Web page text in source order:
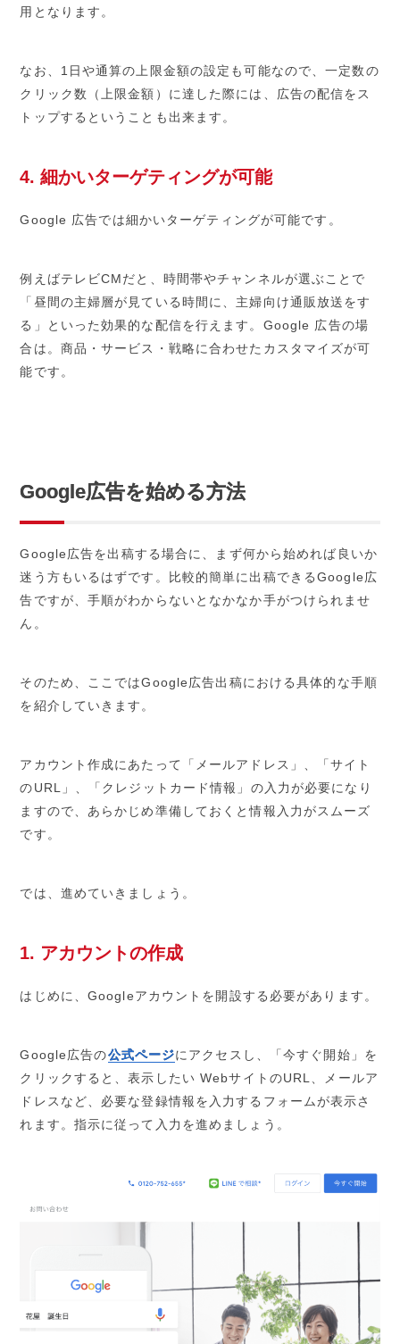
用となります。
なお、1日や通算の上限金額の設定も可能なので、一定数の
クリック数（上限金額）に達した際には、広告の配信をス
トップするということも出来ます。
4. 細かいターゲティングが可能
Google 広告では細かいターゲティングが可能です。
例えばテレビCMだと、時間帯やチャンネルが選ぶことで
「昼間の主婦層が見ている時間に、主婦向け通販放送をす
る」といった効果的な配信を行えます。Google 広告の場
合は。商品・サービス・戦略に合わせたカスタマイズが可
能です。
Google広告を始める方法
Google広告を出稿する場合に、まず何から始めれば良いか
迷う方もいるはずです。比較的簡単に出稿できるGoogle広
告ですが、手順がわからないとなかなか手がつけられませ
ん。
そのため、ここではGoogle広告出稿における具体的な手順
を紹介していきます。
アカウント作成にあたって「メールアドレス」、「サイト
のURL」、「クレジットカード情報」の入力が必要になり
ますので、あらかじめ準備しておくと情報入力がスムーズ
です。
では、進めていきましょう。
1. アカウントの作成
はじめに、Googleアカウントを開設する必要があります。
Google広告の公式ページにアクセスし、「今すぐ開始」を
クリックすると、表示したい WebサイトのURL、メールア
ドレスなど、必要な登録情報を入力するフォームが表示さ
れます。指示に従って入力を進めましょう。